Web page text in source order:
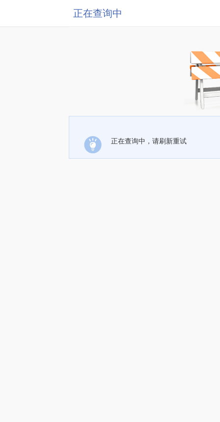
正在查询中
正在查询中，请刷新重试